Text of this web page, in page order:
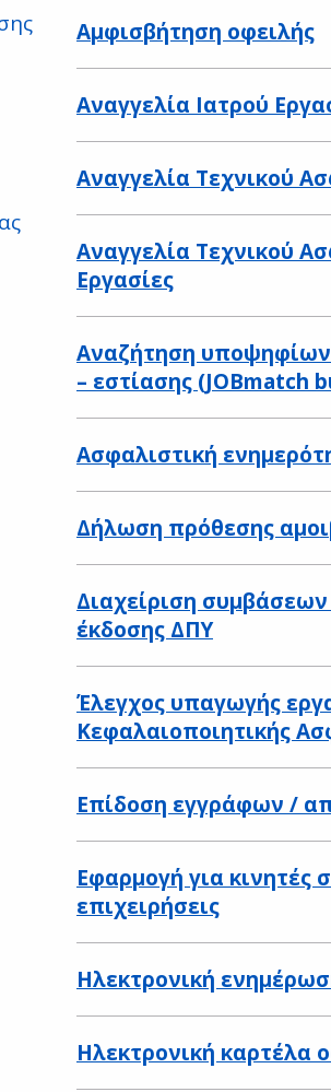
Αμφισβήτηση οφειλής
Αναγγελία Ιατρού
Αναγγελία Τεχνικού
Αναγγελία Τεχνικού
Εργασίες
Αναζήτηση υποψηφίων
– εστίασης (JOBmatch
Ασφαλιστική
Δήλωση πρόθεσης
Διαχείριση
έκδοσης ΔΠΥ
Έλεγχος υπαγωγής
Κεφαλαιοποιητικής
Επίδοση εγγράφων /
Εφαρμογή για κινητές
επιχειρήσεις
Ηλεκτρονική
Ηλεκτρονική καρτέλα